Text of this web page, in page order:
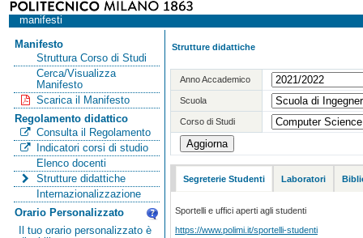
manifesti
Manifesto
Struttura Corso di Studi
Cerca/Visualizza
Manifesto
Scarica il Manifesto
Regolamento didattico
Consulta il Regolamento
Indicatori corsi di studio
Elenco docenti
Strutture didattiche
Internazionalizzazione
Orario Personalizzato
Il tuo orario personalizzato è
Strutture didattiche
Anno Accademico
Scuola
Corso di Studi
Segreterie Studenti Laboratori
Sportelli e uffici aperti agli studenti
https://www.polimi.it/sportelli-studenti